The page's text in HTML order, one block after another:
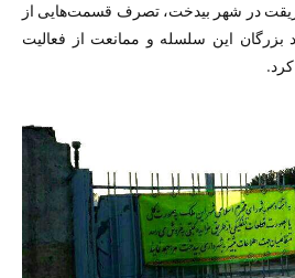
در شهر بیدخت، تصرف قسمت‌هایی از
این سلسله و ممانعت از فعالیت